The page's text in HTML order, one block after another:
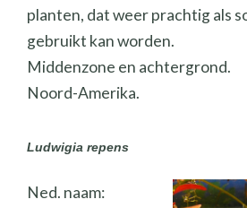
planten, dat weer prachtig als
gebruikt kan worden.
Middenzone en achtergrond.
Noord-Amerika.
Ludwigia repens
Ned. naam: